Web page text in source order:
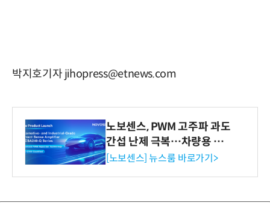
박지호기자 jihopress@etnews.com
노보센스, PWM 고주파 과도
간섭 난제 극복…차량용 전
류 감지 증폭기
[노보센스] 뉴스룸 바로가기>